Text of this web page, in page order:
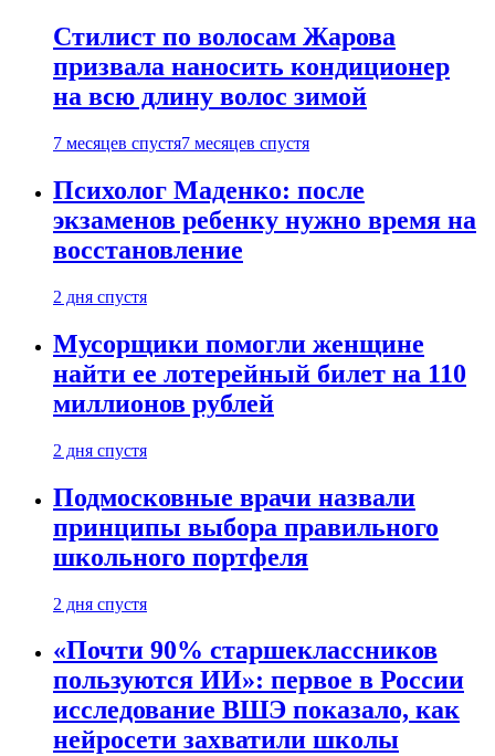
Стилист по волосам Жарова
призвала наносить кондиционер
на всю длину волос зимой
7 месяцев спустя7 месяцев спустя
Психолог Маденко: после
экзаменов ребенку нужно время на
восстановление
2 дня спустя
Мусорщики помогли женщине
найти ее лотерейный билет на 110
миллионов рублей
2 дня спустя
Подмосковные врачи назвали
принципы выбора правильного
школьного портфеля
2 дня спустя
«Почти 90% старшеклассников
пользуются ИИ»: первое в России
исследование ВШЭ показало, как
нейросети захватили школы